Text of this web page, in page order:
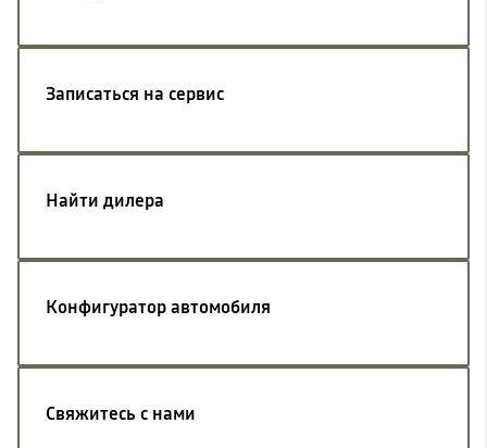
Записаться на сервис
Найти дилера
Конфигуратор автомобиля
Свяжитесь с нами